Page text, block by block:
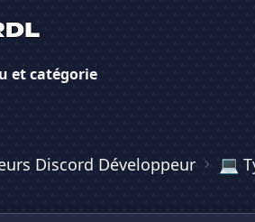
et catégorie
Discord Développeur 💻